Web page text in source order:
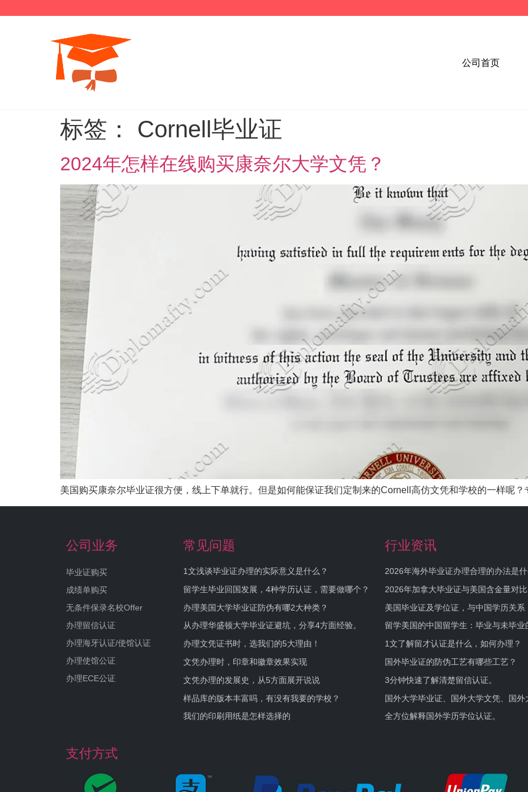
公司首页
标签： Cornell毕业证
2024年怎样在线购买康奈尔大学文凭？
美国购买康奈尔毕业证很方便，线上下单就行。但是如何能保证我们定制来的Cornell高仿文凭和学校的一样呢
公司业务
毕业证购买
成绩单购买
无条件保录名校Offer
办理留信认证
办理海牙认证/使馆认证
办理使馆公证
办理ECE公证
常见问题
1文浅谈毕业证办理的实际意义是什么？
留学生毕业回国发展，4种学历认证，需要做哪个？
办理美国大学毕业证防伪有哪2大种类？
从办理华盛顿大学毕业证避坑，分享4方面经验。
办理文凭证书时，选我们的5大理由！
文凭办理时，印章和徽章效果实现
文凭办理的发展史，从5方面展开说说
样品库的版本丰富吗，有没有我要的学校？
我们的印刷用纸是怎样选择的
行业资讯
2026年海外毕业证办理合理的办法是
2026年加拿大毕业证与美国含金量对比
美国毕业证及学位证，与中国学历关系
留学美国的中国留学生：毕业与未毕业
1文了解留才认证是什么，如何办理？
国外毕业证的防伪工艺有哪些工艺？
3分钟快速了解清楚留信认证。
国外大学毕业证、国外大学文凭、国外
全方位解释国外学历学位认证。
支付方式